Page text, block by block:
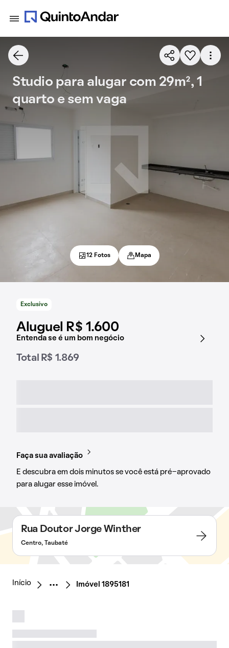
Exclusivo
Aluguel R$ 1.600
Entenda se é um bom negócio
Total R$ 1.869
Faça sua avaliação
E descubra em dois minutos se você está pré-aprovado
para alugar esse imóvel.
Studio para alugar com 29m², 1
quarto e sem vaga
12 Fotos Mapa
Rua Doutor Jorge Winther
Centro, Taubaté
Início Imóvel 1895181